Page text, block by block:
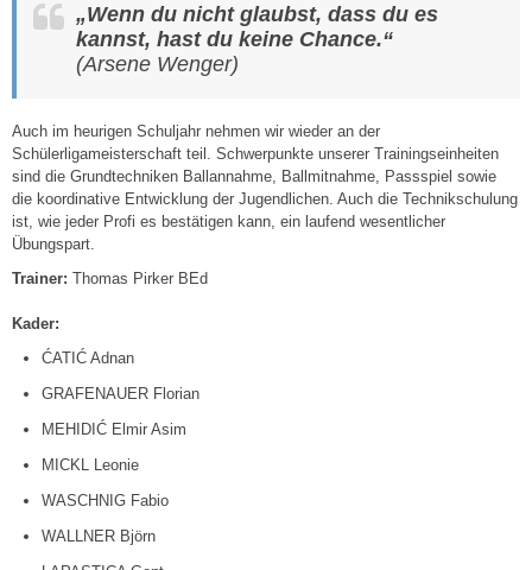
„Wenn du nicht glaubst, dass du es
kannst, hast du keine Chance.“
(Arsene Wenger)
Auch im heurigen Schuljahr nehmen wir wieder an der
Schülerligameisterschaft teil. Schwerpunkte unserer Trainingseinheiten
sind die Grundtechniken Ballannahme, Ballmitnahme, Passspiel sowie
die koordinative Entwicklung der Jugendlichen. Auch die Technikschulung
ist, wie jeder Profi es bestätigen kann, ein laufend wesentlicher
Übungspart.
Trainer: Thomas Pirker BEd
Kader:
ĆATIĆ Adnan
GRAFENAUER Florian
MEHIDIĆ Elmir Asim
MICKL Leonie
WASCHNIG Fabio
WALLNER Björn